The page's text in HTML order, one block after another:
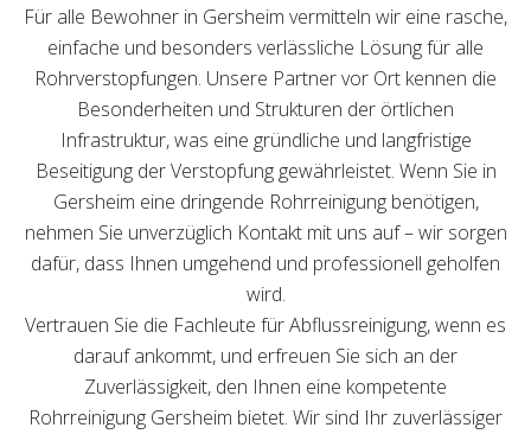
Für alle Bewohner in Gersheim vermitteln wir eine rasche,
einfache und besonders verlässliche Lösung für alle
Rohrverstopfungen. Unsere Partner vor Ort kennen die
Besonderheiten und Strukturen der örtlichen
Infrastruktur, was eine gründliche und langfristige
Beseitigung der Verstopfung gewährleistet. Wenn Sie in
Gersheim eine dringende Rohrreinigung benötigen,
nehmen Sie unverzüglich Kontakt mit uns auf – wir sorgen
dafür, dass Ihnen umgehend und professionell geholfen
wird.
Vertrauen Sie die Fachleute für Abflussreinigung, wenn es
darauf ankommt, und erfreuen Sie sich an der
Zuverlässigkeit, den Ihnen eine kompetente
Rohrreinigung Gersheim bietet. Wir sind Ihr zuverlässiger